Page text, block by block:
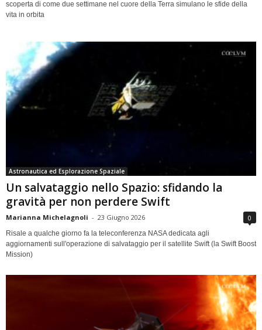
scoperta di come due settimane nel cuore della Terra simulano le sfide della
vita in orbita
Astronautica ed Esplorazione Spaziale
Un salvataggio nello Spazio: sfidando la
gravità per non perdere Swift
Marianna Michelagnoli - 23 Giugno 2026 0
Risale a qualche giorno fa la teleconferenza NASA dedicata agli
aggiornamenti sull'operazione di salvataggio per il satellite Swift (la Swift Boost
Mission)